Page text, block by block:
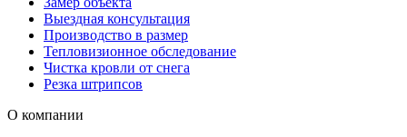
Выездная консультация
Производство в размер
Тепловизионное обследование
Чистка кровли от снега
Резка штрипсов
О компании